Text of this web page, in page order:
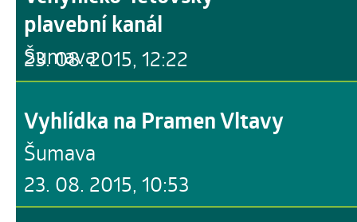
23. 08. 2015, 12:22
plavební kanál
Šumava
23. 08. 2015, 10:53
Vyhlídka na Pramen Vltavy
Šumava